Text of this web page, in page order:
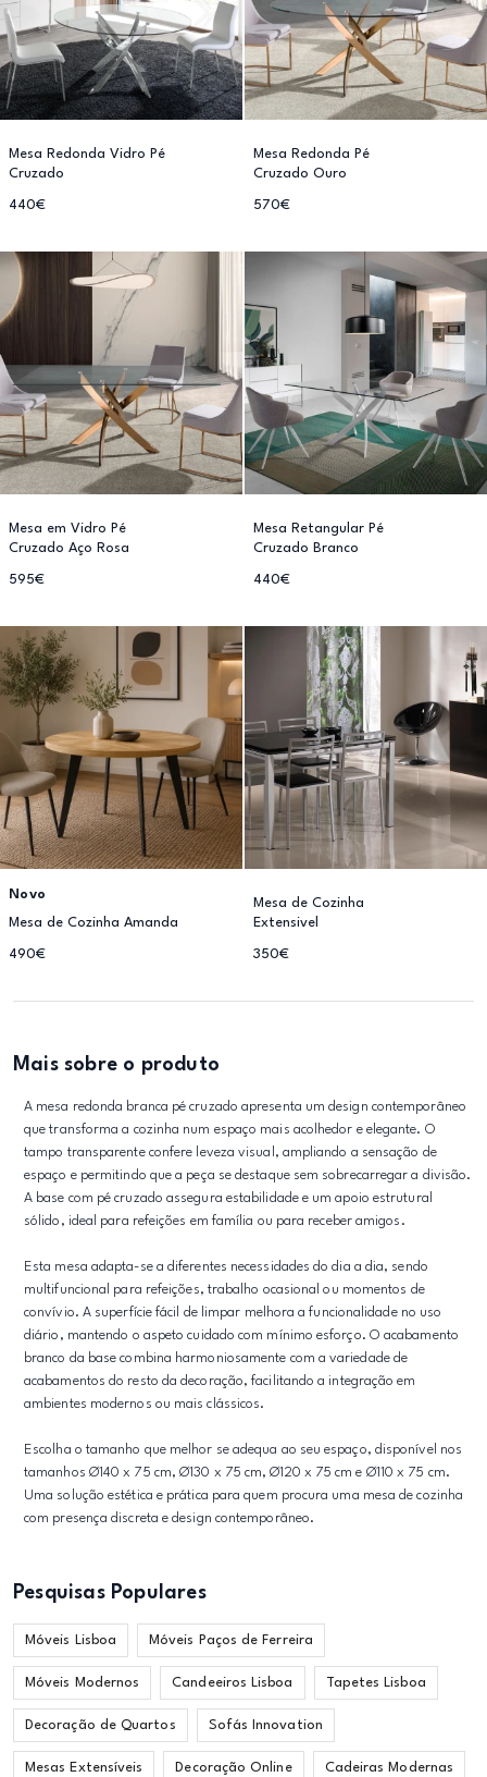
Mesa Redonda Vidro Pé
Cruzado
440€
Mesa Redonda Pé
Cruzado Ouro
570€
Mesa em Vidro Pé
Cruzado Aço Rosa
595€
Mesa Retangular Pé
Cruzado Branco
440€
Novo
Mesa de Cozinha Amanda
490€
Mesa de Cozinha
Extensivel
350€
Mais sobre o produto
A mesa redonda branca pé cruzado apresenta um design contemporâneo
que transforma a cozinha num espaço mais acolhedor e elegante. O
tampo transparente confere leveza visual, ampliando a sensação de
espaço e permitindo que a peça se destaque sem sobrecarregar a divisão.
A base com pé cruzado assegura estabilidade e um apoio estrutural
sólido, ideal para refeições em família ou para receber amigos.
Esta mesa adapta-se a diferentes necessidades do dia a dia, sendo
multifuncional para refeições, trabalho ocasional ou momentos de
convívio. A superfície fácil de limpar melhora a funcionalidade no uso
diário, mantendo o aspeto cuidado com mínimo esforço. O acabamento
branco da base combina harmoniosamente com a variedade de
acabamentos do resto da decoração, facilitando a integração em
ambientes modernos ou mais clássicos.
Escolha o tamanho que melhor se adequa ao seu espaço, disponível nos
tamanhos Ø140 x 75 cm, Ø130 x 75 cm, Ø120 x 75 cm e Ø110 x 75 cm.
Uma solução estética e prática para quem procura uma mesa de cozinha
com presença discreta e design contemporâneo.
Pesquisas Populares
Móveis Lisboa Móveis Paços de Ferreira
Móveis Modernos Candeeiros Lisboa Tapetes Lisboa
Decoração de Quartos Sofás Innovation
Mesas Extensíveis Decoração Online Cadeiras Modernas